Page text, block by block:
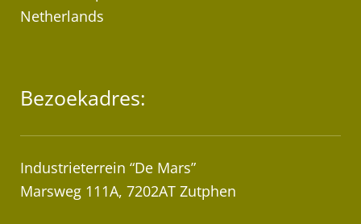
Netherlands
Bezoekadres:
Industrieterrein “De Mars”
Marsweg 111A, 7202AT Zutphen